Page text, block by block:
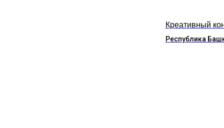
Креативный
Республика